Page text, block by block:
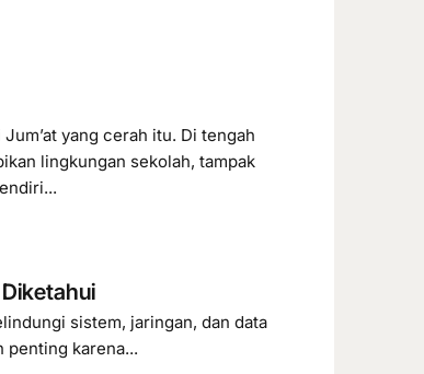
yang cerah itu. Di tengah
lingkungan sekolah, tampak
sistem, jaringan, dan data
penting karena...